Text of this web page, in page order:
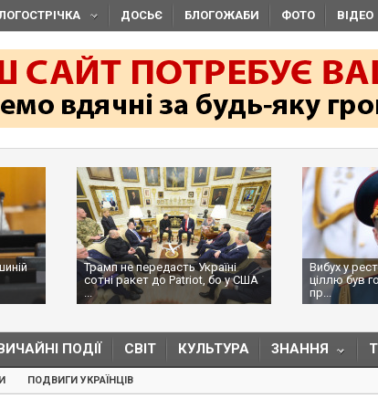
ДОСЬЄ БЛОГОЖАБИ ФОТО ВІДЕО
Трамп не передасть Україні
сотні ракет до Patriot, бо у США
...
Вибух у
ціллю був
пр...
ПОДІЇ СВІТ КУЛЬТУРА ЗНАННЯ
ПОДВИГИ УКРАЇНЦІВ